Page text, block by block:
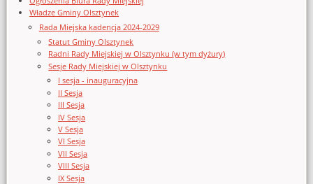
Władze Gminy Olsztynek
Rada Miejska kadencja 2024-2029
Statut Gminy Olsztynek
Radni Rady Miejskiej w Olsztynku (w tym dyżury)
Sesje Rady Miejskiej w Olsztynku
I sesja - inauguracyjna
II Sesja
III Sesja
IV Sesja
V Sesja
VI Sesja
VII Sesja
VIII Sesja
IX Sesja